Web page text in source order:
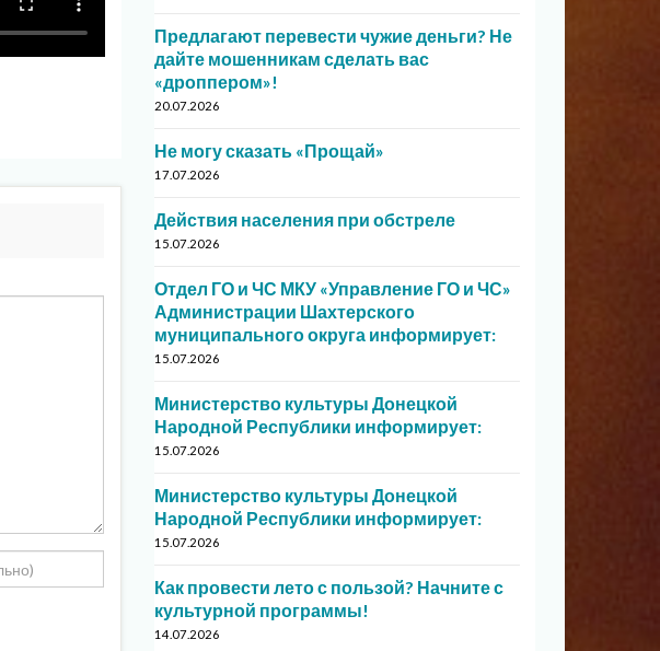
Предлагают перевести чужие деньги? Не
дайте мошенникам сделать вас
«дроппером»!
20.07.2026
Не могу сказать «Прощай»
17.07.2026
Действия населения при обстреле
15.07.2026
Отдел ГО и ЧС МКУ «Управление ГО и ЧС»
Администрации Шахтерского
муниципального округа информирует:
15.07.2026
Министерство культуры Донецкой
Народной Республики информирует:
15.07.2026
Министерство культуры Донецкой
Народной Республики информирует:
15.07.2026
Как провести лето с пользой? Начните с
культурной программы!
14.07.2026